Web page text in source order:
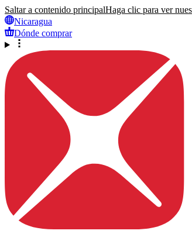
Saltar a contenido principalHaga clic para ver
Nicaragua
Dónde comprar